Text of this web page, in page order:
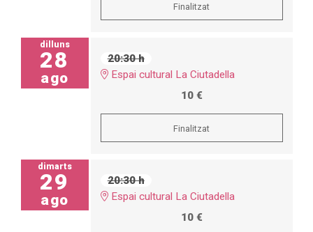
Finalitzat
dilluns
28
ago
20:30 h
Espai cultural La Ciutadella
10 €
Finalitzat
dimarts
29
ago
20:30 h
Espai cultural La Ciutadella
10 €